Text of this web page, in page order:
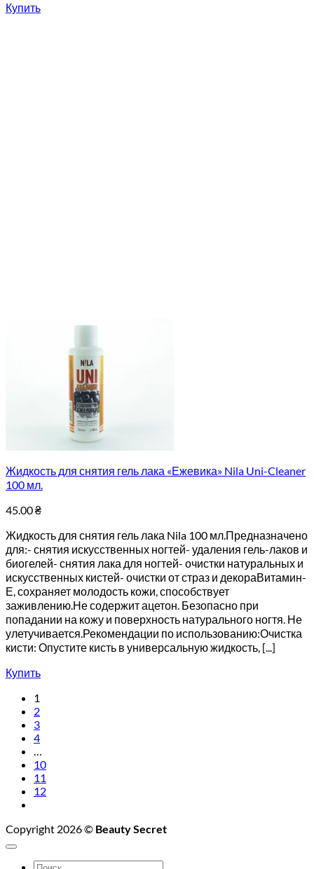
Купить
Жидкость для снятия гель лака «Ежевика» Nila Uni-Cleaner
100 мл.
45.00₴
Жидкость для снятия гель лака Nila 100 мл.Предназначено
для:- снятия искусственных ногтей- удаления гель-лаков и
биогелей- снятия лака для ногтей- очистки натуральных и
искусственных кистей- очистки от страз и декораВитамин-
Е, сохраняет молодость кожи, способствует
заживлению.Не содержит ацетон. Безопасно при
попадании на кожу и поверхность натурального ногтя. Не
улетучивается.Рекомендации по использованию:Очистка
кисти: Опустите кисть в универсальную жидкость, [...]
Купить
1
2
3
4
…
10
11
12
Copyright 2026 © Beauty Secret
Искать: